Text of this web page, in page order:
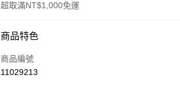
超取滿NT$1,000免運
付款方式
信用卡一次付款
商品特色
商品編號
11029213